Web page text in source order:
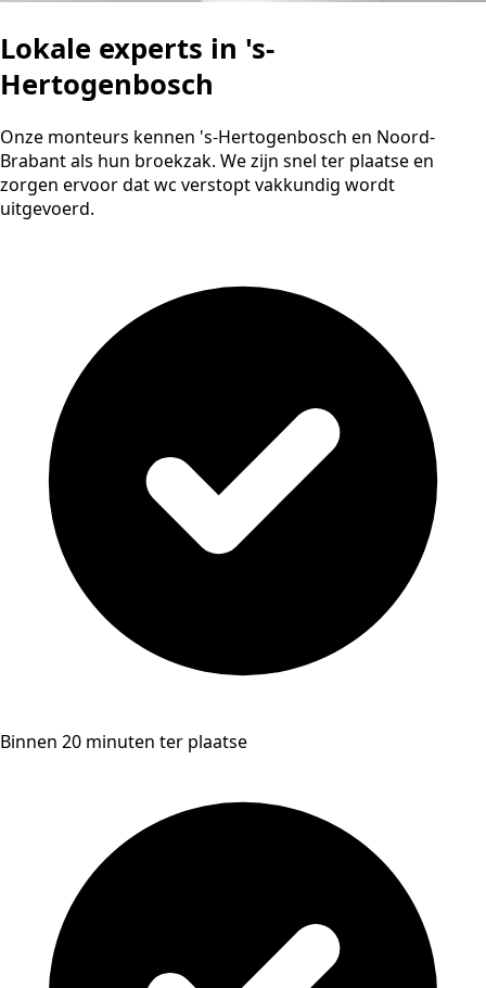
Lokale experts in 's-
Hertogenbosch
Onze monteurs kennen 's-Hertogenbosch en Noord-
Brabant als hun broekzak. We zijn snel ter plaatse en
zorgen ervoor dat wc verstopt vakkundig wordt
uitgevoerd.
Binnen 20 minuten ter plaatse